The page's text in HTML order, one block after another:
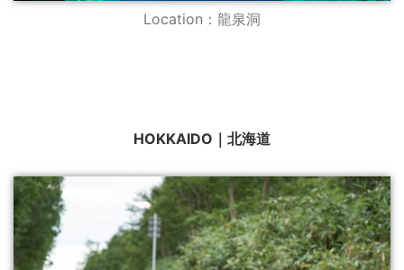
Location：龍泉洞
HOKKAIDO｜北海道